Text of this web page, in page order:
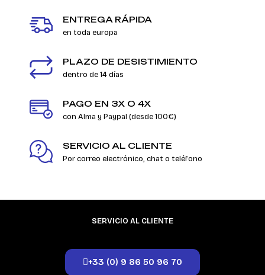
ENTREGA RÁPIDA
en toda europa
PLAZO DE DESISTIMIENTO
dentro de 14 días
PAGO EN 3X O 4X
con Alma y Paypal (desde 100€)
SERVICIO AL CLIENTE
Por correo electrónico, chat o teléfono
SERVICIO AL CLIENTE
+33 (0) 9 86 50 96 70